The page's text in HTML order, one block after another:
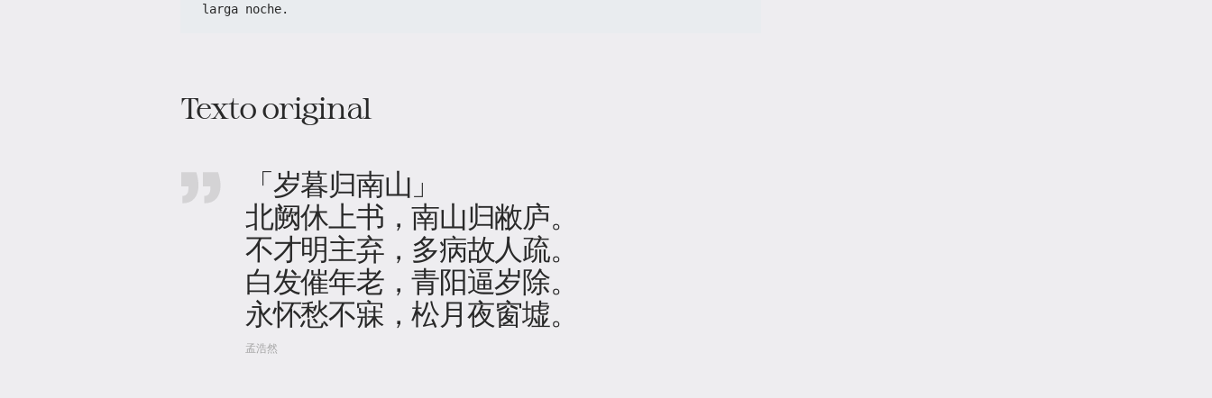
larga noche.
Texto original
「岁暮归南山」
北阙休上书，南山归敝庐。
不才明主弃，多病故人疏。
白发催年老，青阳逼岁除。
永怀愁不寐，松月夜窗墟。
孟浩然